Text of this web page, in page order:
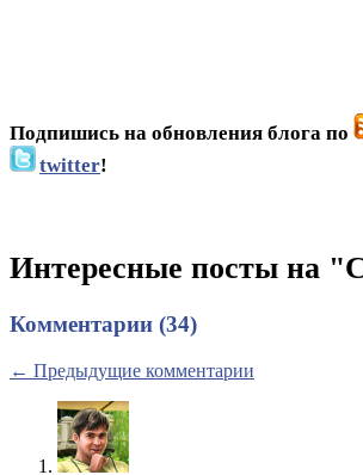
Подпишись на обновления блога по
twitter!
Интересные посты на
Комментарии (34)
← Предыдущие комментарии